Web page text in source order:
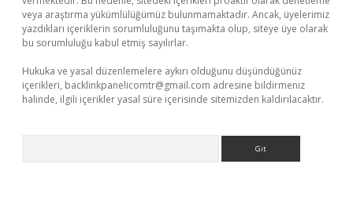
veya araştırma yükümlülüğümüz bulunmamaktadır. Ancak, üyelerimiz
yazdıkları içeriklerin sorumluluğunu taşımakta olup, siteye üye olarak
bu sorumluluğu kabul etmiş sayılırlar.
Hukuka ve yasal düzenlemelere aykırı olduğunu düşündüğünüz
içerikleri, backlinkpanelicomtr@gmail.com adresine bildirmeniz
halinde, ilgili içerikler yasal süre içerisinde sitemizden kaldırılacaktır.